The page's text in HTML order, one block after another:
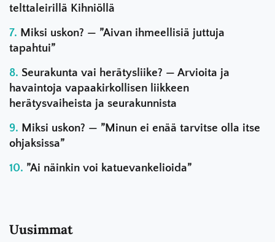
telttaleirillä Kihniöllä
Miksi uskon? — ”Aivan ihmeellisiä juttuja
tapahtui”
Seurakunta vai herätysliike? — Arvioita ja
havaintoja vapaakirkollisen liikkeen
herätysvaiheista ja seurakunnista
Miksi uskon? — ”Minun ei enää tarvitse olla itse
ohjaksissa”
”Ai näinkin voi katuevankelioida”
Uusimmat